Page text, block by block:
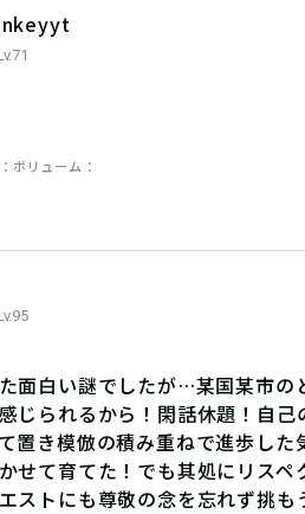
ボリューム
面白い謎でしたが…某国某市の
じられるから！閑話休題！自
置き模倣の積み重ねで進歩し
せて育てた！でも其処にリス
ストにも尊敬の念を忘れず挑も